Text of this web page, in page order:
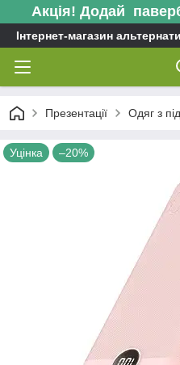
Акція! Додай
Інтернет-магазин
Презентації Одяг з
Уцінка –20%